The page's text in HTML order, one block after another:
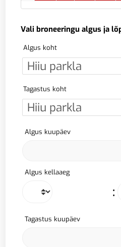
Vali broneeringu algus ja
Algus koht
Tagastus koht
Algus kuupäev
Algus kellaaeg
:
Tagastus kuupäev